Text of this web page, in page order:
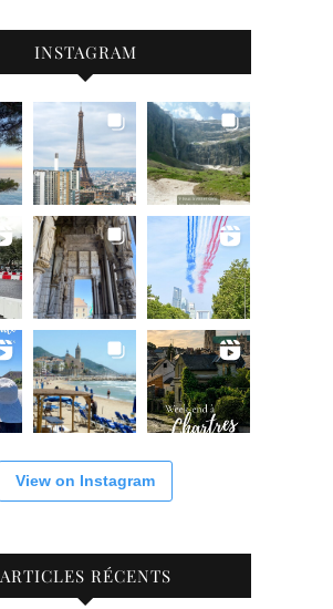
INSTAGRAM
View on Instagram
ARTICLES RÉCENTS